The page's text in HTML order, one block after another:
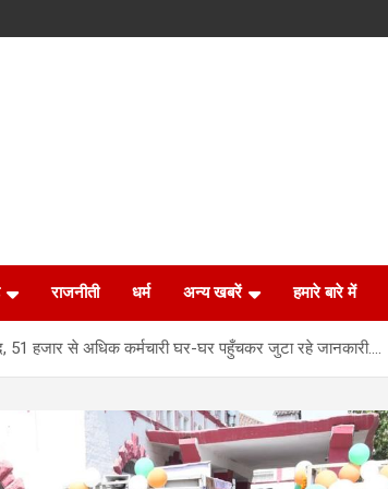
राजनीती धर्म अन्य खबरें हमारे बारे में
हजार से अधिक कर्मचारी घर-घर पहुँचकर जुटा रहे जानकारी….